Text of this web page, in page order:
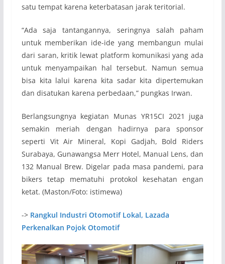
satu tempat karena keterbatasan jarak teritorial.
“Ada saja tantangannya, seringnya salah paham
untuk memberikan ide-ide yang membangun mulai
dari saran, kritik lewat platform komunikasi yang ada
untuk menyampaikan hal tersebut. Namun semua
bisa kita lalui karena kita sadar kita dipertemukan
dan disatukan karena perbedaan,” pungkas Irwan.
Berlangsungnya kegiatan Munas YR15CI 2021 juga
semakin meriah dengan hadirnya para sponsor
seperti Vit Air Mineral, Kopi Gadjah, Bold Riders
Surabaya, Gunawangsa Merr Hotel, Manual Lens, dan
132 Manual Brew. Digelar pada masa pandemi, para
bikers tetap mematuhi protokol kesehatan engan
ketat. (Maston/Foto: istimewa)
-> Rangkul Industri Otomotif Lokal, Lazada
Perkenalkan Pojok Otomotif